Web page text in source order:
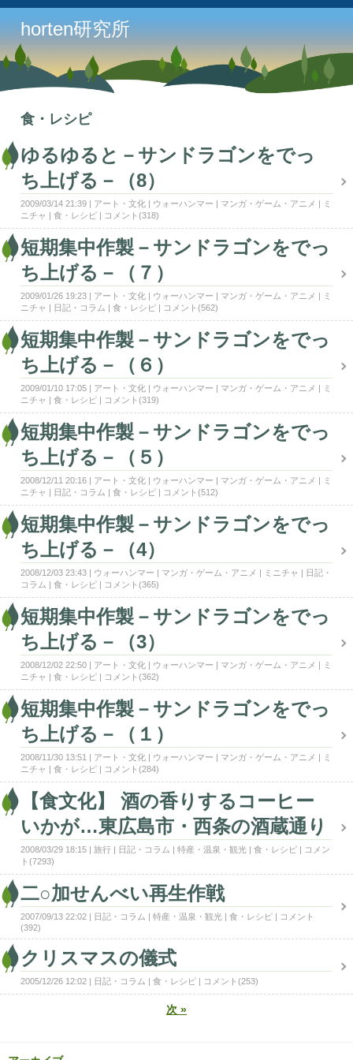
horten研究所
食・レシピ
ゆるゆると－サンドラゴンをでっ
ち上げる－（8）
2009/03/14 21:39 アート・文化 ウォーハンマー マンガ・ゲーム・アニメ
ミ
ニチャ
食・レシピ コメント(318)
短期集中作製－サンドラゴンをでっ
ち上げる－（７）
2009/01/26 19:23 アート・文化 ウォーハンマー マンガ・ゲーム・アニメ
ミ
ニチャ
日記・コラム 食・レシピ コメント(562)
短期集中作製－サンドラゴンをでっ
ち上げる－（６）
2009/01/10 17:05 アート・文化 ウォーハンマー マンガ・ゲーム・アニメ
ミ
ニチャ
食・レシピ コメント(319)
短期集中作製－サンドラゴンをでっ
ち上げる－（５）
2008/12/11 20:16 アート・文化 ウォーハンマー マンガ・ゲーム・アニメ
ミ
ニチャ
日記・コラム 食・レシピ コメント(512)
短期集中作製－サンドラゴンをでっ
ち上げる－（4）
2008/12/03 23:43 ウォーハンマー マンガ・ゲーム・アニメ ミニチャ
日記・
コラム
食・レシピ コメント(365)
短期集中作製－サンドラゴンをでっ
ち上げる－（3）
2008/12/02 22:50 アート・文化 ウォーハンマー マンガ・ゲーム・アニメ
ミ
ニチャ
食・レシピ コメント(362)
短期集中作製－サンドラゴンをでっ
ち上げる－（１）
2008/11/30 13:51 アート・文化 ウォーハンマー マンガ・ゲーム・アニメ
ミ
ニチャ
食・レシピ コメント(284)
【食文化】 酒の香りするコーヒー
いかが…東広島市・西条の酒蔵通り
2008/03/29 18:15 旅行 日記・コラム 特産・温泉・観光 食・レシピ
コメン
ト(7293)
二○加せんべい再生作戦
2007/09/13 22:02 日記・コラム 特産・温泉・観光 食・レシピ
コメント
(392)
クリスマスの儀式
2005/12/26 12:02 日記・コラム 食・レシピ コメント(253)
次 »